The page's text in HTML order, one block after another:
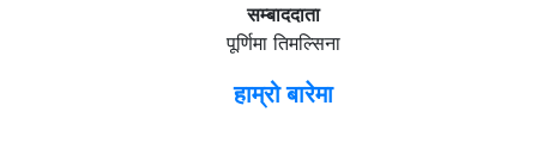
सम्बाददाता
पूर्णिमा तिमल्सिना
हाम्रो बारेमा